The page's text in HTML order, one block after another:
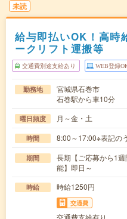
未読
給与即払いOK！高時
ークリフト運搬等
交通費別途支給あり WEB登録
勤務地
宮城県石巻市
石巻駅から車10分
曜日頻度 月～金・土
時間 8:00～17:00※表記の
期間
長期【ご応募から1
能】即日～
時給 時給1250円
交通費
交通費支給有り